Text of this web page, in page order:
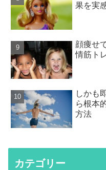
果を実
顔痩せ
情筋ト
しかも
ら根本
方法
カテゴリー